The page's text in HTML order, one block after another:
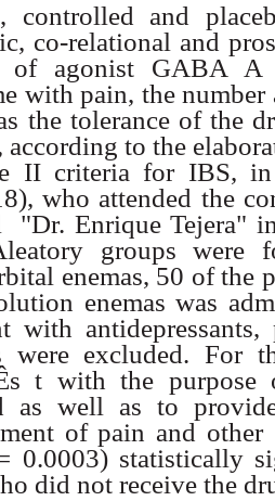
controlled and
co-relational and
of agonist GABA A
with pain, the
the tolerance of the
according to the
II criteria for IBS,
who attended the
"Dr. Enrique Tejera"
groups were
enemas, 50 of the
enemas was
with
were excluded. For
t with the
as well as to
of pain and
0.0003) statistically
did not receive the